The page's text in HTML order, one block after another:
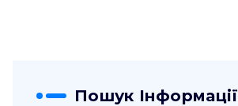
Пошук Інформації